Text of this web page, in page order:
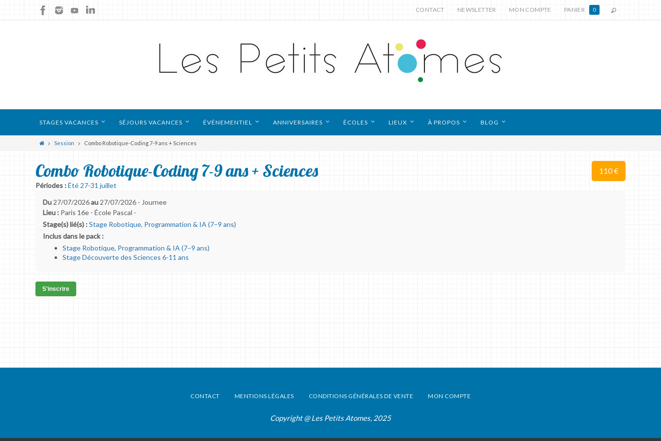
CONTACT NEWSLETTER MON COMPTE PANIER 0
STAGES VACANCES SÉJOURS VACANCES ÉVÉNEMENTIEL ANNIVERSAIRES ÉCOLES LIEUX À PROPOS BLOG
Session Combo Robotique-Coding 7-9 ans + Sciences
110 €
Combo Robotique-Coding 7-9 ans + Sciences
Périodes :Été 27-31 juillet
Du 27/07/2026au 27/07/2026 - Journee
Lieu : Paris 16e - École Pascal -
Stage(s) lié(s) :Stage Robotique, Programmation & IA (7–9 ans)
Inclus dans le pack :
Stage Robotique, Programmation & IA (7–9 ans)
Stage Découverte des Sciences 6-11 ans
S'inscrire
CONTACT MENTIONS LÉGALES CONDITIONS GÉNÉRALES DE VENTE MON COMPTE
Copyright @ Les Petits Atomes, 2025